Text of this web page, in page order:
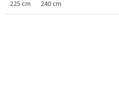
225 cm 240 cm